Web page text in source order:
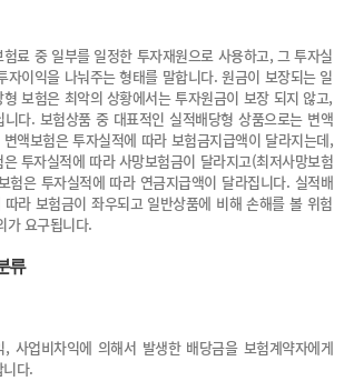
료 중 일부를 일정한 투자재원으로 사용하고, 그 투자실
자이익을 나눠주는 형태를 말합니다. 원금이 보장되는 일
보험은 최악의 상황에서는 투자원금이 보장 되지 않고,
다. 보험상품 중 대표적인 실적배당형 상품으로는 변액
액보험은 투자실적에 따라 보험금지급액이 달라지는데,
투자실적에 따라 사망보험금이 달라지고(최저사망보험
험은 투자실적에 따라 연금지급액이 달라집니다. 실적배
라 보험금이 좌우되고 일반상품에 비해 손해를 볼 위험
가 요구됩니다.
류
, 사업비차익에 의해서 발생한 배당금을 보험계약자에게
다.